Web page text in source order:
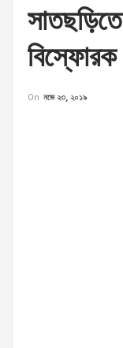
বিস্ফোরক
On নভে ২৩, ২০১৯